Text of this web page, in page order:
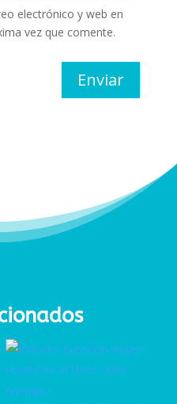
electrónico y web en
vez que comente.
Enviar